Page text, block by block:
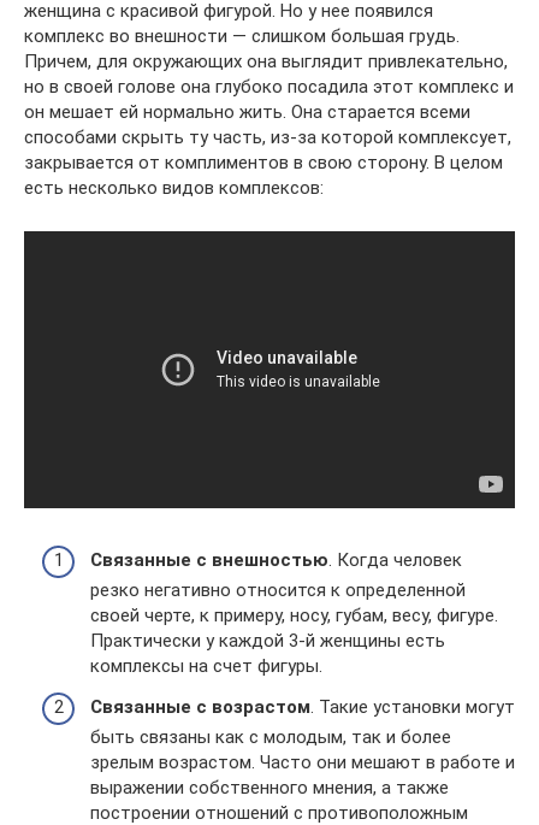
женщина с красивой фигурой. Но у нее появился
комплекс во внешности — слишком большая грудь.
Причем, для окружающих она выглядит привлекательно,
но в своей голове она глубоко посадила этот комплекс и
он мешает ей нормально жить. Она старается всеми
способами скрыть ту часть, из-за которой комплексует,
закрывается от комплиментов в свою сторону. В целом
есть несколько видов комплексов:
Связанные с внешностью. Когда человек
резко негативно относится к определенной
своей черте, к примеру, носу, губам, весу, фигуре.
Практически у каждой 3-й женщины есть
комплексы на счет фигуры.
Связанные с возрастом . Такие установки могут
быть связаны как с молодым, так и более
зрелым возрастом. Часто они мешают в работе и
выражении собственного мнения, а также
построении отношений с противоположным